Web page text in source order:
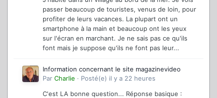
passer beaucoup de touristes, venus de loin, pour
profiter de leurs vacances. La plupart ont un
smartphone à la main et beaucoup ont les yeux
sur l'écran en marchant. Je ne sais pas ce qu'ils
font mais je suppose qu'ils ne font pas leur...
Information concernant le site magazinevideo
Par Charlie · Posté(e) il y a 22 heures
C'est LA bonne question... Réponse basique :